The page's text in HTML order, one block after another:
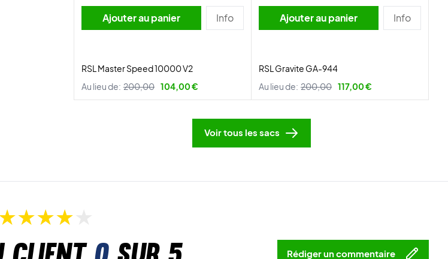
Ajouter au panier Info
RSL Master Speed 10000 V2
Au lieu de: 200,00 104,00 €
Ajouter au panier Info
RSL Gravite GA-944
Au lieu de: 200,00 117,00 €
Voir tous les sacs
Rédiger un commentaire